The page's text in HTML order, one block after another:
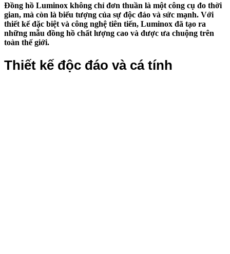
Đồng hồ Luminox không chỉ đơn thuần là một công cụ đo thời
gian, mà còn là biểu tượng của sự độc đáo và sức mạnh. Với
thiết kế đặc biệt và công nghệ tiên tiến, Luminox đã tạo ra
những mẫu đồng hồ chất lượng cao và được ưa chuộng trên
toàn thế giới.
Thiết kế độc đáo và cá tính